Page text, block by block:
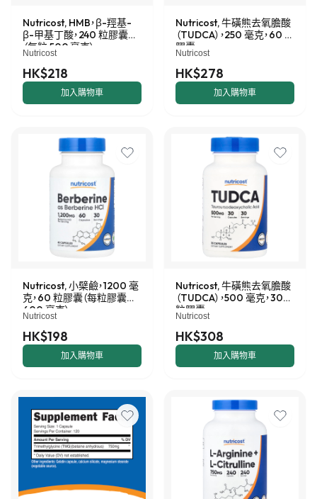
Nutricost, HMB，β-羥基-
β-甲基丁酸，240 粒膠囊
（每粒 500 毫克）
Nutricost
HK$218
加入購物車
Nutricost, 牛磺熊去氧膽酸
（TUDCA），250 毫克，60 粒
膠囊
Nutricost
HK$278
加入購物車
Nutricost, 小檗鹼，1200 毫
克，60 粒膠囊（每粒膠囊
600 毫克）
Nutricost
HK$198
加入購物車
Nutricost, 牛磺熊去氧膽酸
（TUDCA），500 毫克，30
粒膠囊
Nutricost
HK$308
加入購物車